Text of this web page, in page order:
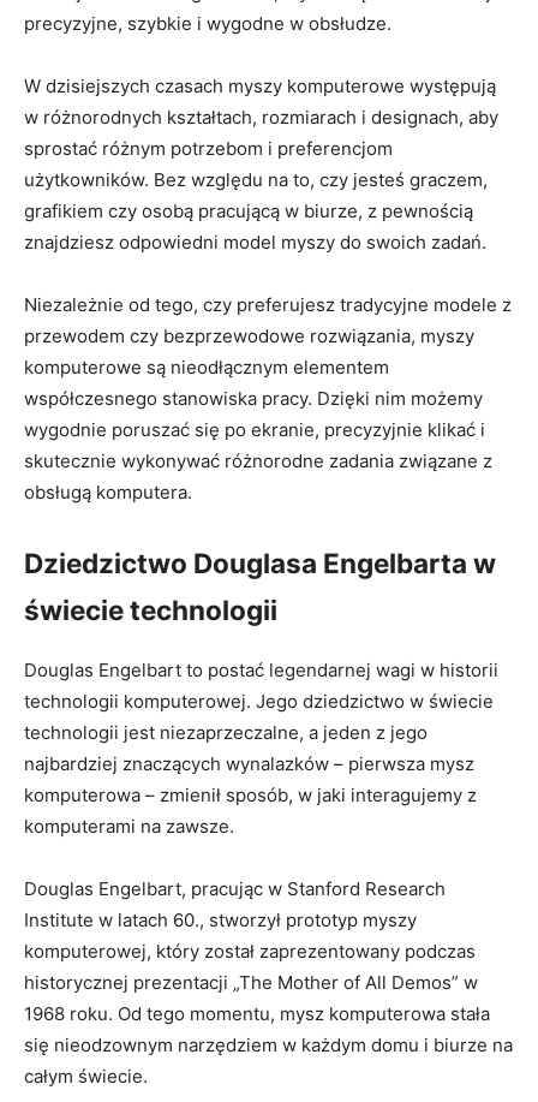
precyzyjne, szybkie i wygodne w obsłudze.
W ⁤dzisiejszych czasach⁣ myszy komputerowe występują
w różnorodnych kształtach, rozmiarach i ⁢designach, aby
sprostać różnym potrzebom i‌ preferencjom
użytkowników. Bez względu na to, ⁤czy jesteś graczem,
grafikiem czy osobą‌ pracującą​ w biurze, z pewnością
znajdziesz odpowiedni model myszy do‍ swoich zadań.
Niezależnie od‍ tego, czy preferujesz⁢ tradycyjne modele z
przewodem czy bezprzewodowe rozwiązania, myszy
komputerowe są nieodłącznym elementem
⁤współczesnego stanowiska pracy.⁢ Dzięki nim możemy
wygodnie‌ poruszać się⁢ po ekranie, precyzyjnie klikać i
skutecznie wykonywać różnorodne zadania związane⁤ z
obsługą komputera.
Dziedzictwo Douglasa Engelbarta ⁣w
⁣świecie technologii
Douglas Engelbart to postać ⁢legendarnej wagi w historii
technologii komputerowej. ⁣Jego‍ dziedzictwo w świecie
technologii ‍jest niezaprzeczalne, a ‍jeden z jego
najbardziej znaczących⁤ wynalazków – pierwsza ⁣mysz
⁢komputerowa – zmienił sposób, w jaki interagujemy z
komputerami na zawsze.
Douglas Engelbart, pracując w Stanford Research
Institute ⁣w ‌latach 60., stworzył prototyp ⁣myszy
komputerowej, który został ⁢zaprezentowany podczas
historycznej​ prezentacji „The Mother of All Demos” w
1968 roku. Od ⁤tego ​momentu, mysz komputerowa​ stała
się nieodzownym narzędziem w każdym domu i biurze na
całym świecie.